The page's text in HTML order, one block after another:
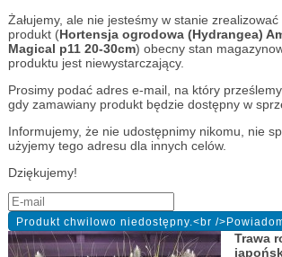
Żałujemy, ale nie jesteśmy w stanie
produkt (Hortensja ogrodowa (Hydrangea)
Magical p11 20-30cm) obecny stan
produktu jest niewystarczający.
Prosimy podać adres e-mail, na który
gdy zamawiany produkt będzie dostępny w
Informujemy, że nie udostępnimy nikomu, nie
użyjemy tego adresu dla innych celów.
Dziękujemy!
Trawa